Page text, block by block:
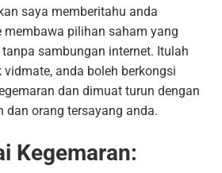
saya memberitahu anda
membawa pilihan saham yang
sambungan internet. Itulah
anda boleh berkongsi
dan dimuat turun dengan
dan orang tersayang anda.
Kegemaran: